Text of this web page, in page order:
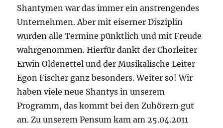
Shantymen war das immer ein anstrengendes
Unternehmen. Aber mit eiserner Disziplin
wurden alle Termine pünktlich und mit Freude
wahrgenommen. Hierfür dankt der Chorleiter
Erwin Oldenettel und der Musikalische Leiter
Egon Fischer ganz besonders. Weiter so! Wir
haben viele neue Shantys in unserem
Programm, das kommt bei den Zuhörern gut
an. Zu unserem Pensum kam am 25.04.2011